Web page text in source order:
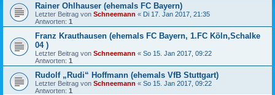
Rainer Ohlhauser (ehemals FC Bayern)
Letzter Beitrag von Schneemann « Di 17. Jan 2017, 21:35
Antworten: 1
Franz Krauthausen (ehemals FC Bayern, 1.FC Köln,Schalke
04 )
Letzter Beitrag von Schneemann « So 15. Jan 2017, 09:22
Antworten: 1
Rudolf „Rudi“ Hoffmann (ehemals VfB Stuttgart)
Letzter Beitrag von Schneemann « So 15. Jan 2017, 09:22
Antworten: 1